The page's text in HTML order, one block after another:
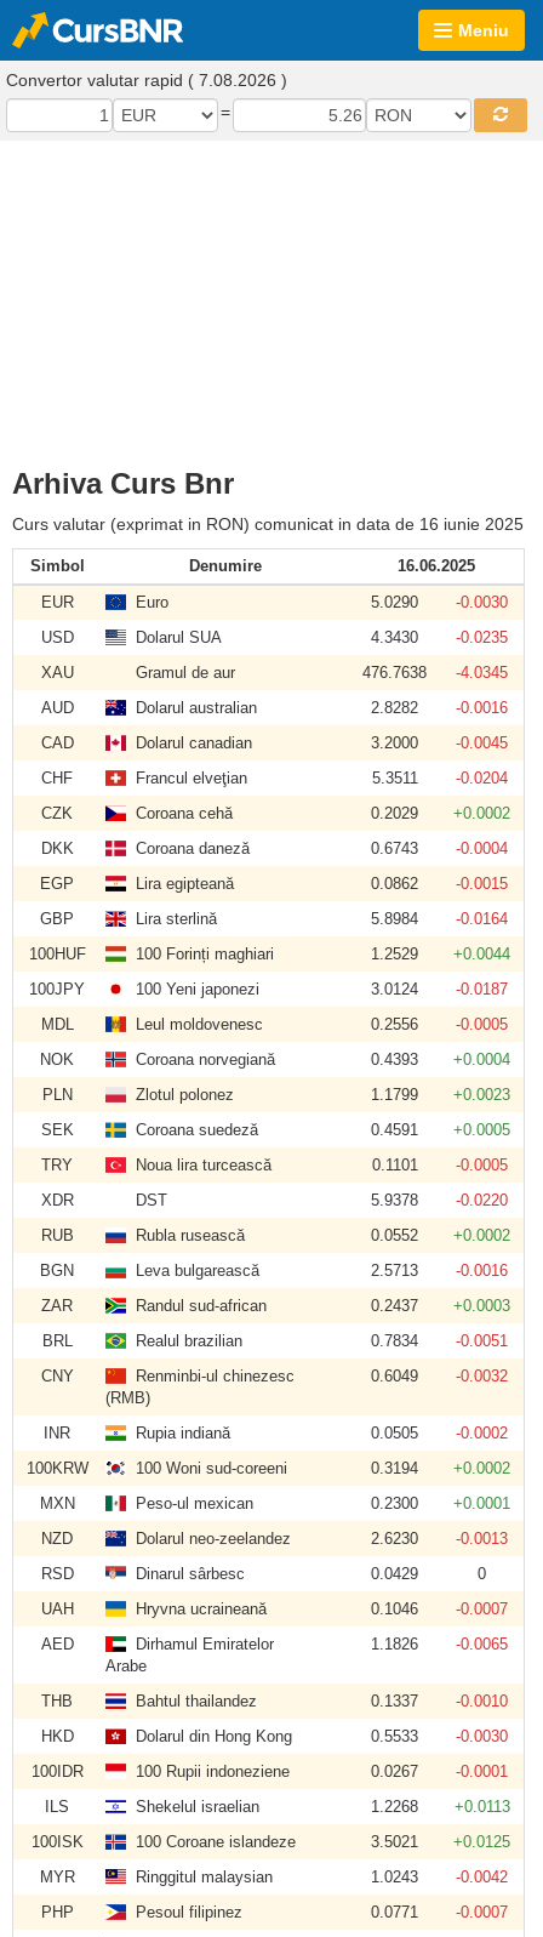
Meniu
Convertor valutar rapid ( 7.08.2026 )
=
Arhiva Curs Bnr
Curs valutar (exprimat in RON) comunicat in data de 16 iunie 2025
Simbol Denumire
16.06.2025
EUR
Euro 5.0290
-0.0030
USD
Dolarul SUA 4.3430
-0.0235
XAU
Gramul de aur 476.7638
-4.0345
AUD
Dolarul australian 2.8282
-0.0016
CAD
Dolarul canadian 3.2000
-0.0045
CHF
Francul elveţian 5.3511
-0.0204
CZK
Coroana cehă 0.2029
+0.0002
DKK
Coroana daneză 0.6743
-0.0004
EGP
Lira egipteană 0.0862
-0.0015
GBP
Lira sterlină 5.8984
-0.0164
100HUF
100 Forinți maghiari 1.2529
+0.0044
100JPY
100 Yeni japonezi 3.0124
-0.0187
MDL
Leul moldovenesc 0.2556
-0.0005
NOK
Coroana norvegiană 0.4393
+0.0004
PLN
Zlotul polonez 1.1799
+0.0023
SEK
Coroana suedeză 0.4591
+0.0005
TRY
Noua lira turcească 0.1101
-0.0005
XDR
DST 5.9378
-0.0220
RUB
Rubla rusească 0.0552
+0.0002
BGN
Leva bulgarească 2.5713
-0.0016
ZAR
Randul sud-african 0.2437
+0.0003
BRL
Realul brazilian 0.7834
-0.0051
CNY
Renminbi-ul chinezesc
(RMB)
0.6049 -0.0032
INR Rupia indiană 0.0505
-0.0002
100KRW
100 Woni sud-coreeni 0.3194
+0.0002
MXN
Peso-ul mexican 0.2300
+0.0001
NZD
Dolarul neo-zeelandez 2.6230
-0.0013
RSD
Dinarul sârbesc 0.0429
0
UAH
Hryvna ucraineană 0.1046
-0.0007
AED
Dirhamul Emiratelor
Arabe
1.1826 -0.0065
THB Bahtul thailandez 0.1337
-0.0010
HKD
Dolarul din Hong Kong 0.5533
-0.0030
100IDR
100 Rupii indoneziene 0.0267
-0.0001
ILS
Shekelul israelian 1.2268
+0.0113
100ISK
100 Coroane islandeze 3.5021
+0.0125
MYR
Ringgitul malaysian 1.0243
-0.0042
PHP
Pesoul filipinez 0.0771
-0.0007